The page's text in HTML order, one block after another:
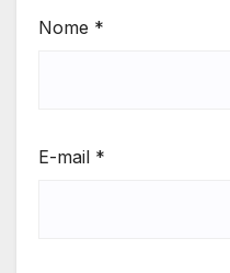
Nome *
E-mail *